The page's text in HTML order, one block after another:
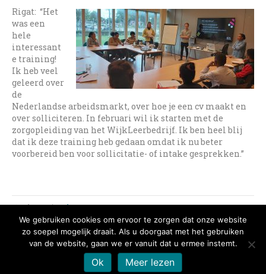
Rigat: “Het
was een
hele
interessant
e training!
Ik heb veel
geleerd over
de
Nederlandse arbeidsmarkt, over hoe je een cv maakt en
over solliciteren. In februari wil ik starten met de
zorgopleiding van het WijkLeerbedrijf. Ik ben heel blij
dat ik deze training heb gedaan omdat ik nu beter
voorbereid ben voor sollicitatie- of intake gesprekken.”
Geplaatst inAlgemeen
← Herfstvakantie Nieuwe trainingen over geldzaken →
Copyright SEZO - Vrouw en Vaart
We gebruiken cookies om ervoor te zorgen dat onze website
zo soepel mogelijk draait. Als u doorgaat met het gebruiken
van de website, gaan we er vanuit dat u ermee instemt.
Ok Meer lezen